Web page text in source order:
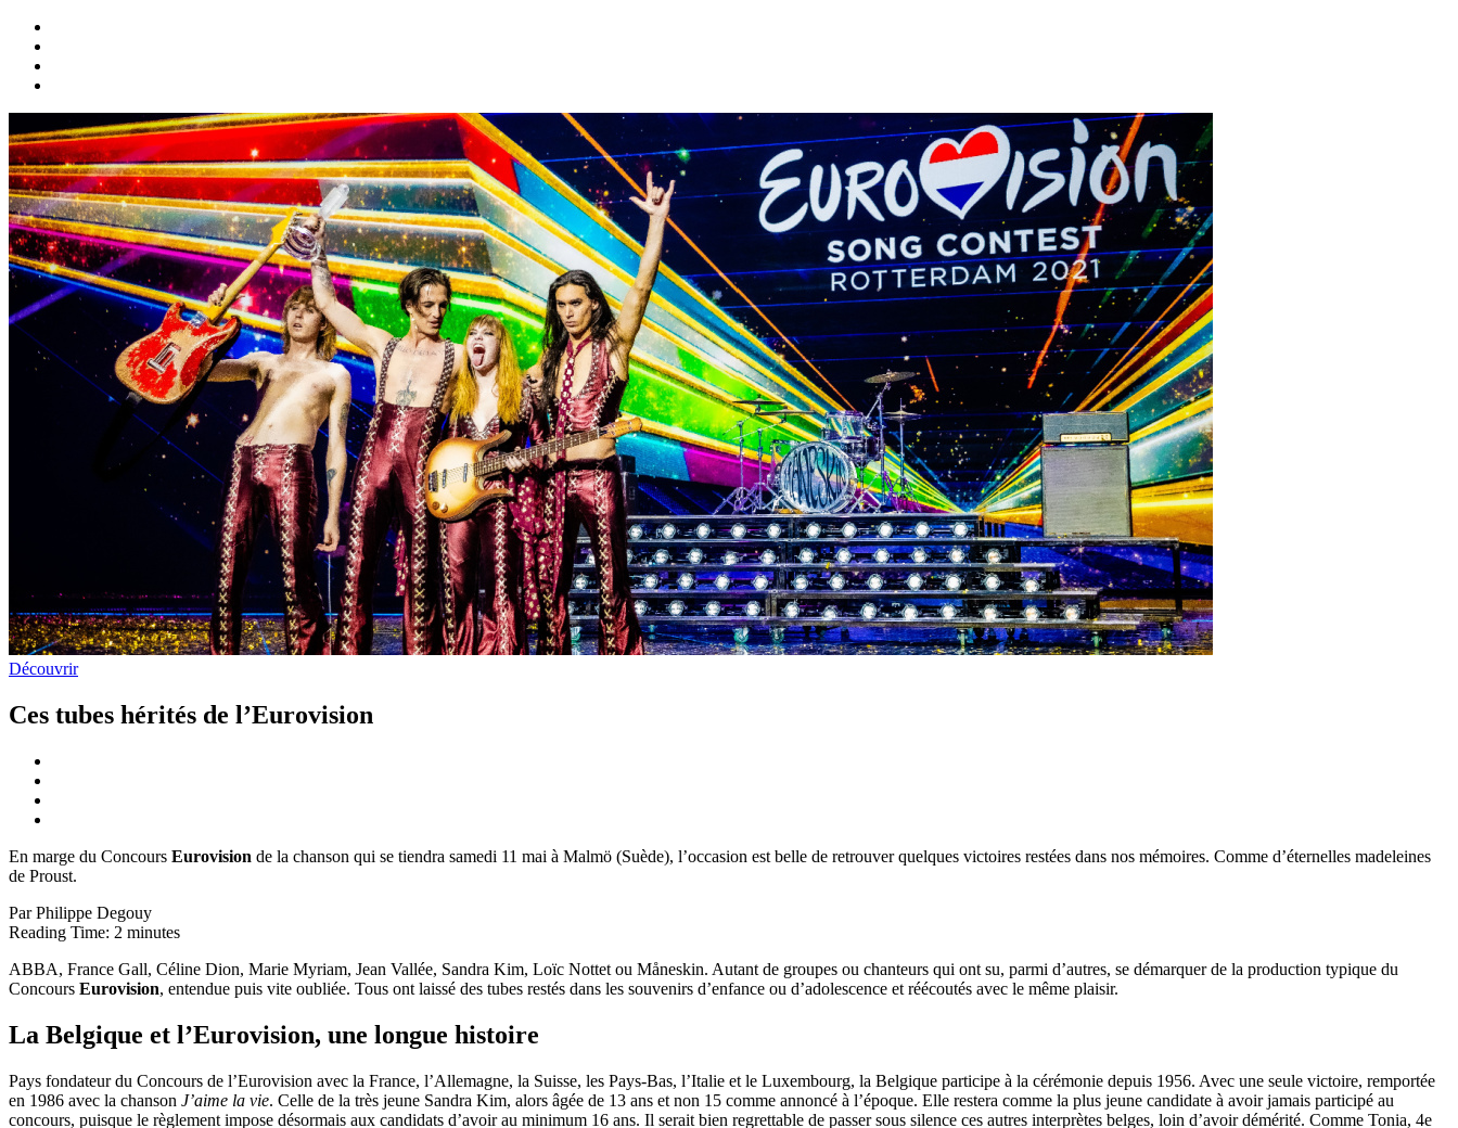
Découvrir
Ces tubes hérités de l’Eurovision
En marge du Concours Eurovision de la chanson qui se tiendra samedi 11 mai à Malmö (Suède), l’occasion est belle de retrouver quelques victoires restées dans nos mémoires. Comme d’éternelles madeleines
de Proust.
Par Philippe Degouy
Reading Time: 2 minutes
ABBA, France Gall, Céline Dion, Marie Myriam, Jean Vallée, Sandra Kim, Loïc Nottet ou Måneskin. Autant de groupes ou chanteurs qui ont su, parmi d’autres, se démarquer de la production typique du
Concours Eurovision, entendue puis vite oubliée. Tous ont laissé des tubes restés dans les souvenirs d’enfance ou d’adolescence et réécoutés avec le même plaisir.
La Belgique et l’Eurovision, une longue histoire
Pays fondateur du Concours de l’Eurovision avec la France, l’Allemagne, la Suisse, les Pays-Bas, l’Italie et le Luxembourg, la Belgique participe à la cérémonie depuis 1956. Avec une seule victoire, remportée
en 1986 avec la chanson J’aime la vie. Celle de la très jeune Sandra Kim, alors âgée de 13 ans et non 15 comme annoncé à l’époque. Elle restera comme la plus jeune candidate à avoir jamais participé au
concours, puisque le règlement impose désormais aux candidats d’avoir au minimum 16 ans. Il serait bien regrettable de passer sous silence ces autres interprètes belges, loin d’avoir démérité. Comme Tonia, 4e